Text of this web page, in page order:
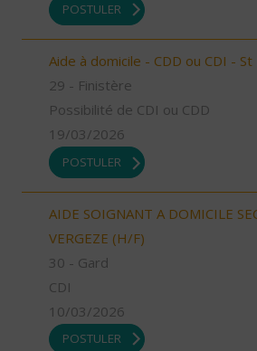
POSTULER
Aide à domicile - CDD ou CDI - St
29 - Finistère
Possibilité de CDI ou CDD
19/03/2026
POSTULER
AIDE SOIGNANT A DOMICILE
VERGEZE (H/F)
30 - Gard
CDI
10/03/2026
POSTULER